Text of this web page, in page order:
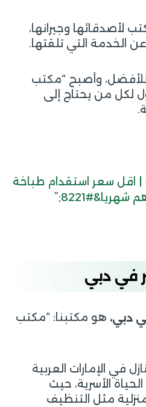
لأصدقائها وجيرانها،
الخدمة التي تلقتها.
وأصبح “مكتب
لكل من يحتاج إلى
| اقل سعر استقدام طباخة
”
في دبي
دبي، هو مكتبنا: “مكتب
في الإمارات العربية
الأسرية، حيث
مثل التنظيف